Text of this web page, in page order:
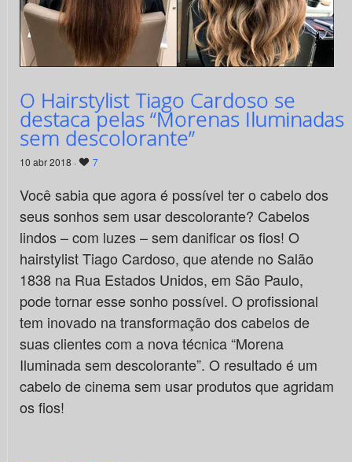
O Hairstylist Tiago Cardoso se
destaca pelas “Morenas Iluminadas
sem descolorante”
10 abr 2018 · 7
Você sabia que agora é possível ter o cabelo dos
seus sonhos sem usar descolorante? Cabelos
lindos – com luzes – sem danificar os fios! O
hairstylist Tiago Cardoso, que atende no Salão
1838 na Rua Estados Unidos, em São Paulo,
pode tornar esse sonho possível. O profissional
tem inovado na transformação dos cabelos de
suas clientes com a nova técnica “Morena
Iluminada sem descolorante”. O resultado é um
cabelo de cinema sem usar produtos que agridam
os fios!